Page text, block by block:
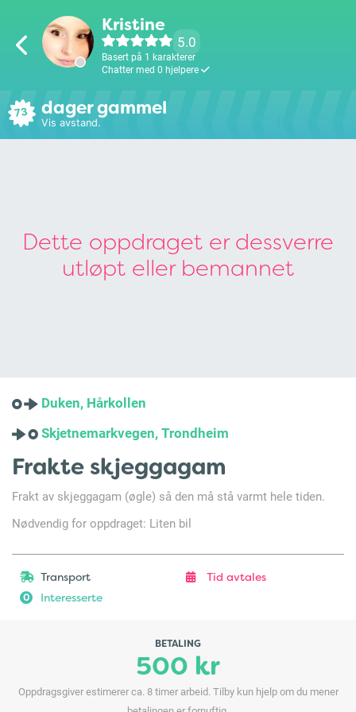
Kristine
5.0
Basert på 1 karakterer
Chatter med 0 hjelpere
73 dager gammel
Vis avstand.
Dette oppdraget er dessverre
utløpt eller bemannet
Duken, Hårkollen
Skjetnemarkvegen, Trondheim
Frakte skjeggagam
Frakt av skjeggagam (øgle) så den må stå varmt hele tiden.
Nødvendig for oppdraget: Liten bil
Transport Tid avtales
0 Interesserte
BETALING
500 kr
Oppdragsgiver estimerer ca. 8 timer arbeid. Tilby kun hjelp om du mener